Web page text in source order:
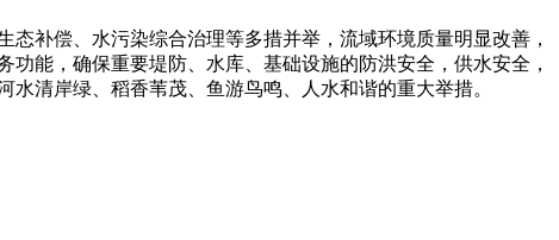
补偿、水污染综合治理等多措并举，流域环境质量明显改善，
能，确保重要堤防、水库、基础设施的防洪安全，供水安全，
清岸绿、稻香苇茂、鱼游鸟鸣、人水和谐的重大举措。